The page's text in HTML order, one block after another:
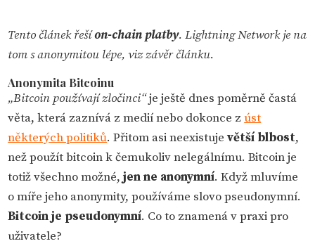
Tento článek řešíon-chain platby. Lightning Network je na
tom s anonymitou lépe, viz závěr článku.
Anonymita Bitcoinu
„Bitcoin používají zločinci“je ještě dnes poměrně častá
věta, která zaznívá z medií nebo dokonce zúst
některých politiků. Přitom asi neexistujevětší blbost,
než použít bitcoin k čemukoliv nelegálnímu. Bitcoin je
totiž všechno možné,jen ne anonymní. Když mluvíme
o míře jeho anonymity, používáme slovo pseudonymní.
Bitcoin je pseudonymní. Co to znamená v praxi pro
uživatele?